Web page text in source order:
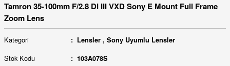
Tamron 35-100mm F/2.8 DI III VXD Sony E Mount Full Frame
Zoom Lens
Kategori Lensler , Sony Uyumlu Lensler
Stok Kodu 103A078S